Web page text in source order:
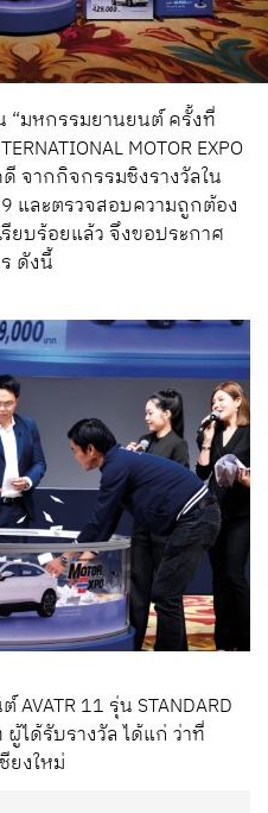
“มหกรรมยานยนต์ ครั้งที่
MOTOR EXPO
จากกิจกรรมชิงรางวัลใน
และตรวจสอบความถูกต้อง
ยบร้อยแล้ว จึงขอประกาศ
ดังนี้
11 รุ่น STANDARD
ได้รับรางวัล ได้แก่ ว่าที่
ยงใหม่